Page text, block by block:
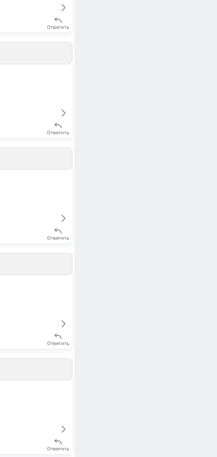
Ответить
Ответить
Ответить
Ответить
Ответить